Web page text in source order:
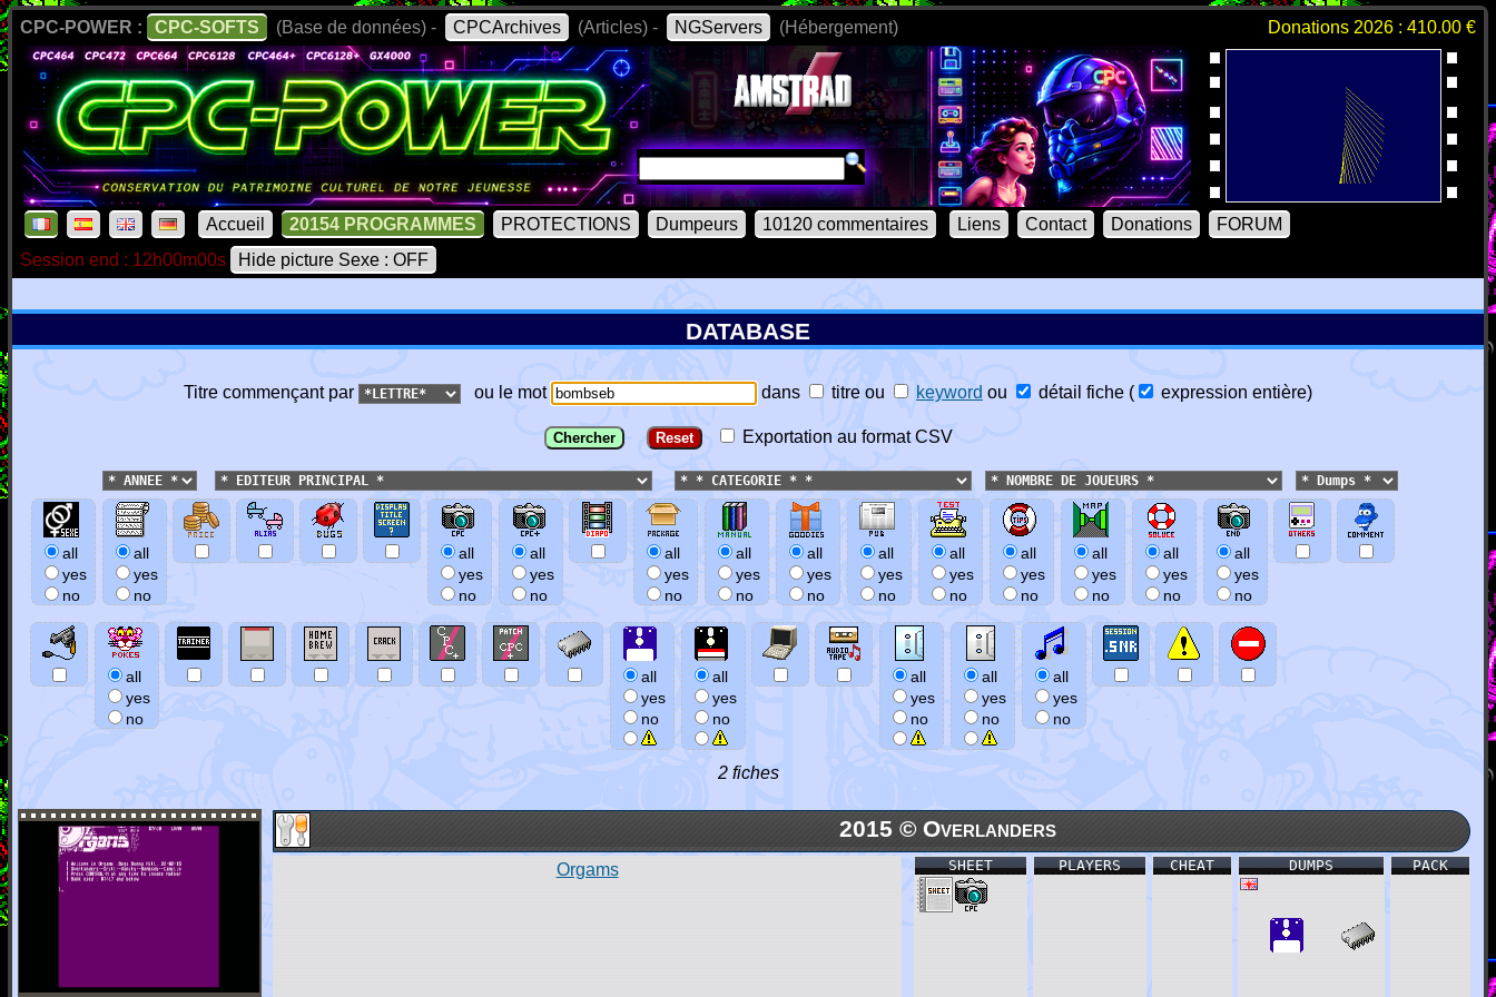
CPC-POWER : CPC-SOFTS (Base de données) - CPCArchives (Articles) - NGServers (Hébergement) Donations 2026 : 410.00 €
Accueil 20154 PROGRAMMES PROTECTIONS Dumpeurs 10120 commentaires Liens Contact Donations
FORUM
Session end : 12h00m00s
Hide picture Sexe : OFF
DATABASE
Titre commençant par ou le mot dans titre ou keyword ou détail fiche ( expression entière)
Exportation au format CSV
all
yes
no
all
yes
no
all
yes
no
all
yes
no
all
yes
no
all
yes
no
all
yes
no
all
yes
no
all
yes
no
all
yes
no
all
yes
no
all
yes
no
all
yes
no
all
yes
no
all
yes
no
all
yes
no
all
yes
no
all
yes
no
all
yes
no
2 fiches
2015 © Overlanders
Orgams PACK
DUMPS
CHEAT
PLAYERS
SHEET